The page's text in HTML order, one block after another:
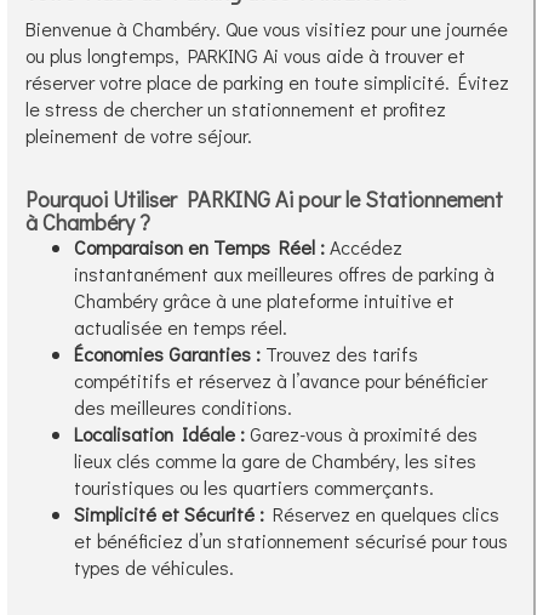
Bienvenue à Chambéry. Que vous visitiez pour une journée
ou plus longtemps, PARKING Ai vous aide à trouver et
réserver votre place de parking en toute simplicité. Évitez
le stress de chercher un stationnement et profitez
pleinement de votre séjour.
Pourquoi Utiliser PARKING Ai pour le Stationnement
à Chambéry ?
Comparaison en Temps Réel :Accédez
instantanément aux meilleures offres de parking à
Chambéry grâce à une plateforme intuitive et
actualisée en temps réel.
Économies Garanties : Trouvez des tarifs
compétitifs et réservez à l’avance pour bénéficier
des meilleures conditions.
Localisation Idéale :Garez-vous à proximité des
lieux clés comme la gare de Chambéry, les sites
touristiques ou les quartiers commerçants.
Simplicité et Sécurité : Réservez en quelques clics
et bénéficiez d’un stationnement sécurisé pour tous
types de véhicules.